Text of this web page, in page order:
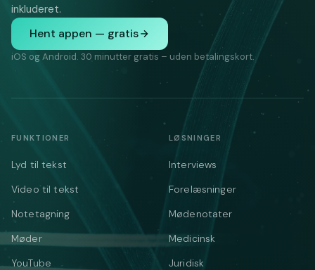
inkluderet.
Hent appen — gratis
iOS og Android. 30 minutter gratis – uden betalingskort.
FUNKTIONER
Lyd til tekst
Video til tekst
Notetagning
Møder
YouTube
LØSNINGER
Interviews
Forelæsninger
Mødenotater
Medicinsk
Juridisk